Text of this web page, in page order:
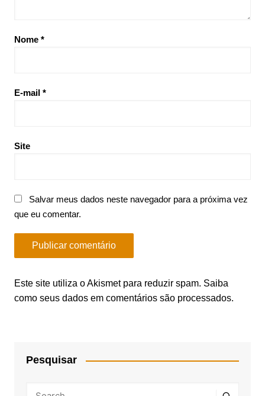
Nome *
E-mail *
Site
Salvar meus dados neste navegador para a próxima vez
que eu comentar.
Este site utiliza o Akismet para reduzir spam. Saiba
como seus dados em comentários são processados.
Pesquisar